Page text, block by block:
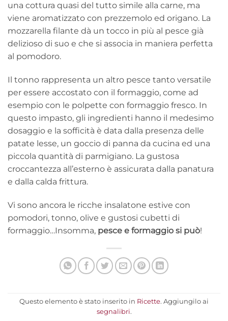
una cottura quasi del tutto simile alla carne, ma
viene aromatizzato con prezzemolo ed origano. La
mozzarella filante dà un tocco in più al pesce già
delizioso di suo e che si associa in maniera perfetta
al pomodoro.
Il tonno rappresenta un altro pesce tanto versatile
per essere accostato con il formaggio, come ad
esempio con le polpette con formaggio fresco. In
questo impasto, gli ingredienti hanno il medesimo
dosaggio e la sofficità è data dalla presenza delle
patate lesse, un goccio di panna da cucina ed una
piccola quantità di parmigiano. La gustosa
croccantezza all’esterno è assicurata dalla panatura
e dalla calda frittura.
Vi sono ancora le ricche insalatone estive con
pomodori, tonno, olive e gustosi cubetti di
formaggio…Insomma, pesce e formaggio si può!
Questo elemento è stato inserito in Ricette. Aggiungilo ai
segnalibri.